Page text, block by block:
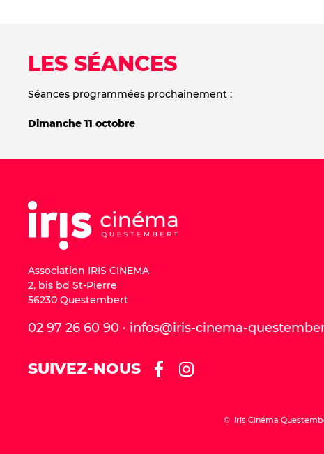
LES SÉANCES
Séances programmées prochainement :
Dimanche 11 octobre
Association IRIS CINEMA
2, bis bd St-Pierre
56230 Questembert
02 97 26 60 90 · infos@iris-cinema-
SUIVEZ-NOUS
© Iris Cinéma